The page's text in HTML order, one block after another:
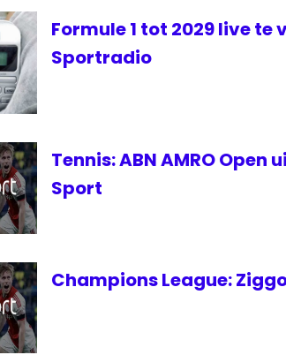
Formule 1 tot 2029 live te
Sportradio
Tennis: ABN AMRO
Sport
Champions League: